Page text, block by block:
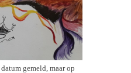
gemeld, maar op